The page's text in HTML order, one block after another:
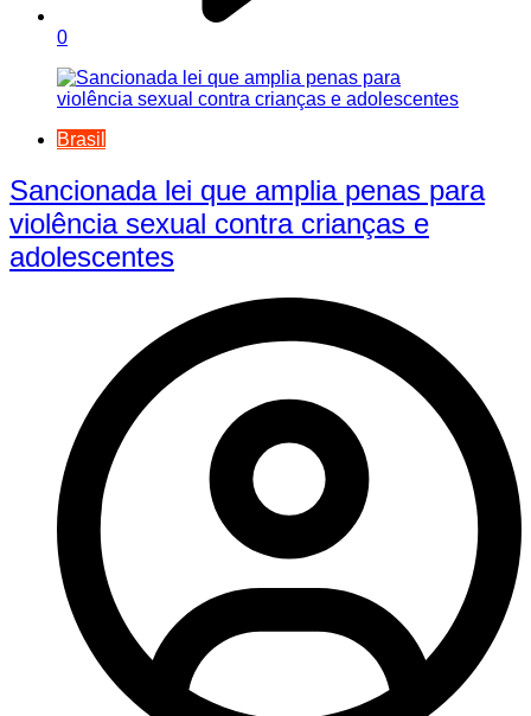
0
Brasil
Sancionada lei que amplia penas para
violência sexual contra crianças e
adolescentes